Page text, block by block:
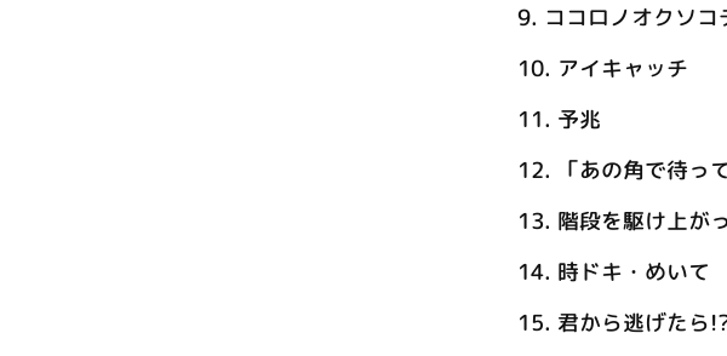
9. ココロノオクソコ
10. アイキャッチ
11. 予兆
12.
「あの角で待っ
13. 階段を駆け上が
14. 時ドキ・めいて
15. 君から逃げたら